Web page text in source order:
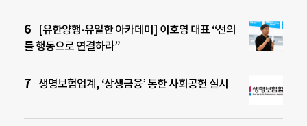
[유한양행-유일한 아카데미] 이호영 대표 “선의
를 행동으로 연결하라”
생명보험업계, ‘상생금융’ 통한 사회공헌 실시